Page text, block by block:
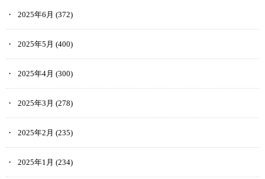
2025年6月 (372)
2025年5月 (400)
2025年4月 (300)
2025年3月 (278)
2025年2月 (235)
2025年1月 (234)